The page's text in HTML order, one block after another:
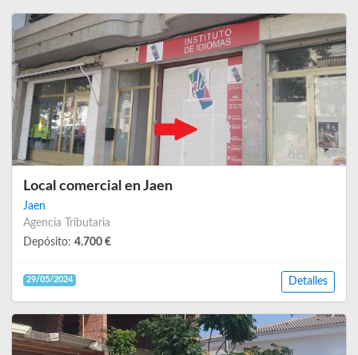
Local comercial en Jaen
Jaen
Agencia Tributaria
Depósito: 4.700 €
29/05/2024 Detalles